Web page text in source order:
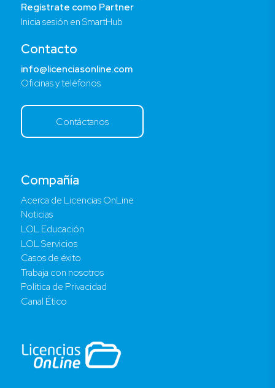
Compañía
Acerca de Licencias OnLine
Noticias
LOL Educación
LOL Servicios
Casos de éxito
Trabaja con nosotros
Política de Privacidad
Canal Ético
Regístrate como Partner
Inicia sesión en SmartHub
Contacto
info@licenciasonline.com
Oficinas y teléfonos
Contáctanos